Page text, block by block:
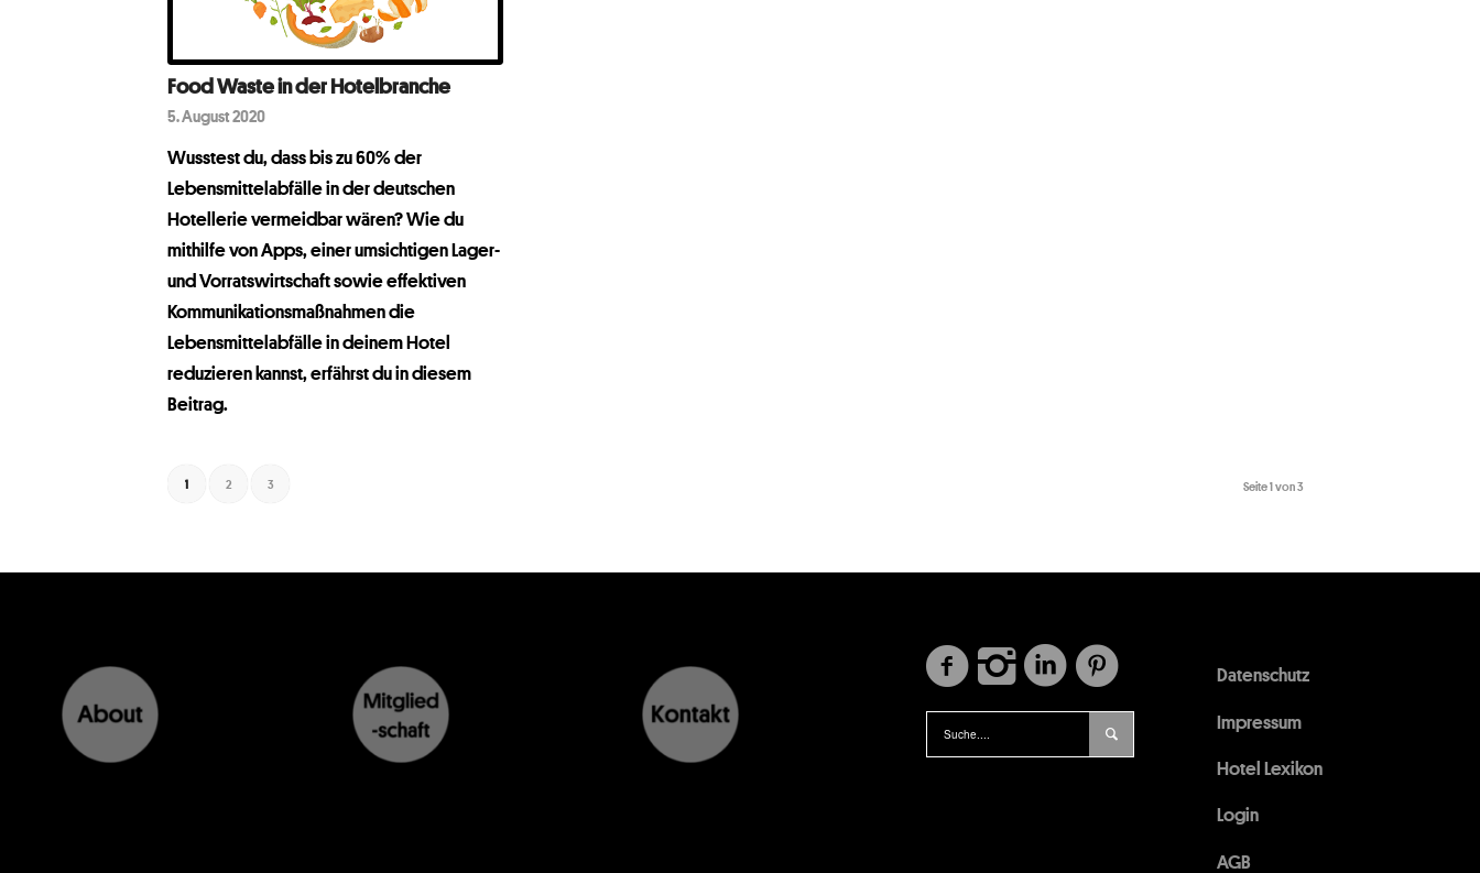
Food Waste in der Hotelbranche
5. August 2020
Wusstest du, dass bis zu 60 % der
Lebensmittelabfälle in der deutschen
Hotellerie vermeidbar wären? Wie du
mithilfe von Apps, einer umsichtigen Lager-
und Vorratswirtschaft sowie effektiven
Kommunikationsmaßnahmen die
Lebensmittelabfälle in deinem Hotel
reduzieren kannst, erfährst du in diesem
Beitrag.
Seite 1 von 3
1 2 3
Datenschutz
Impressum
Hotel Lexikon
Login
AGB